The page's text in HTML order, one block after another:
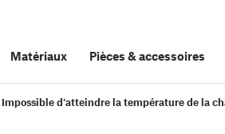
Matériaux Pièces &accessoires
Impossible d'atteindre la température de la